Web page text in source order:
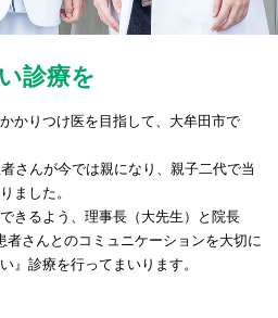
診療を
かりつけ医を目指して、大牟田市で
さんが今では親になり、親子二代で当
ました。
きるよう、理事長（大先生）と院長
者さんとのコミュニケーションを大切に
』診療を行ってまいります。